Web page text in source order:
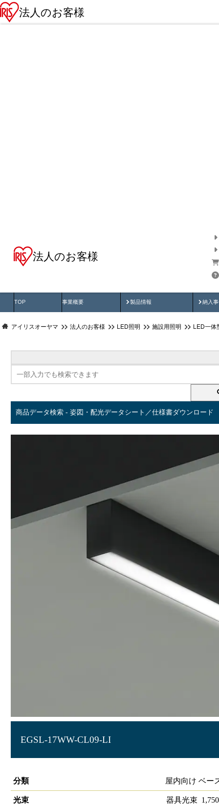
法人のお客様
法人のお客様
TOP 事業概要 製品情報
製品動画 納入
納
アイリスオーヤマ 法人のお客様 LED照明 施設用照明 LED一体
商品データ検索 - 姿図・配光データシート／仕様書ダウンロード
EGSL-17WW-CL09-LI
分類
屋内向け ベー
光束 器具光束 1,750